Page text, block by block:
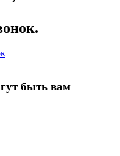
быть вам